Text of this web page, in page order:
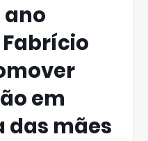
ano
em
das mães